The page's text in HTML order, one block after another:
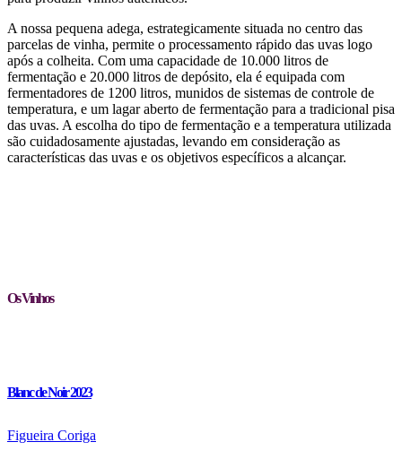
A nossa pequena adega, estrategicamente situada no centro das
parcelas de vinha, permite o processamento rápido das uvas logo
após a colheita. Com uma capacidade de 10.000 litros de
fermentação e 20.000 litros de depósito, ela é equipada com
fermentadores de 1200 litros, munidos de sistemas de controle de
temperatura, e um lagar aberto de fermentação para a tradicional pisa
das uvas. A escolha do tipo de fermentação e a temperatura utilizada
são cuidadosamente ajustadas, levando em consideração as
características das uvas e os objetivos específicos a alcançar.
Os Vinhos
Blanc de Noir 2023
Figueira Coriga